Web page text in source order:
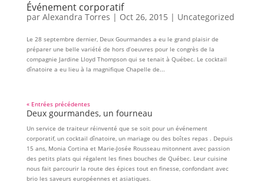
Événement corporatif
par Alexandra Torres | Oct 26, 2015 | Uncategorized
Le 28 septembre dernier, Deux Gourmandes a eu le grand plaisir de
préparer une belle variété de hors d’oeuvres pour le congrès de la
compagnie Jardine Lloyd Thompson qui se tenait à Québec. Le cocktail
dînatoire a eu lieu à la magnifique Chapelle de...
« Entrées précédentes
Deux gourmandes, un fourneau
Un service de traiteur réinventé que se soit pour un événement
corporatif, un cocktail dînatoire, un mariage ou des boîtes repas . Depuis
15 ans, Monia Cortina et Marie-Josée Rousseau mitonnent avec passion
des petits plats qui régalent les fines bouches de Québec. Leur cuisine
nous fait parcourir la route des épices tout en finesse, confondant avec
brio les saveurs européennes et asiatiques.